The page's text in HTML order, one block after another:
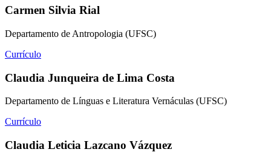
Carmen Silvia Rial
Departamento de Antropologia (UFSC)
Currículo
Claudia Junqueira de Lima Costa
Departamento de Línguas e Literatura Vernáculas (UFSC)
Currículo
Claudia Leticia Lazcano Vázquez